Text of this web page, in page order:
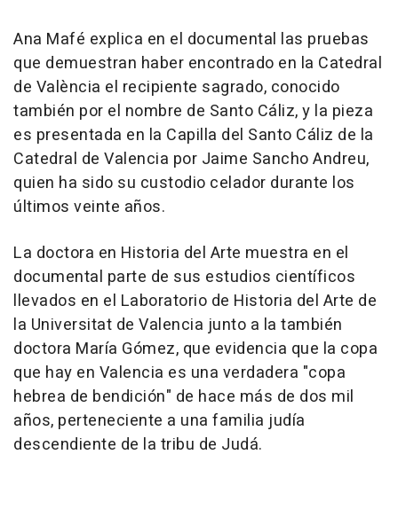
Ana Mafé explica en el documental las pruebas
que demuestran haber encontrado en la Catedral
de València el recipiente sagrado, conocido
también por el nombre de Santo Cáliz, y la pieza
es presentada en la Capilla del Santo Cáliz de la
Catedral de Valencia por Jaime Sancho Andreu,
quien ha sido su custodio celador durante los
últimos veinte años.
La doctora en Historia del Arte muestra en el
documental parte de sus estudios científicos
llevados en el Laboratorio de Historia del Arte de
la Universitat de Valencia junto a la también
doctora María Gómez, que evidencia que la copa
que hay en Valencia es una verdadera "copa
hebrea de bendición" de hace más de dos mil
años, perteneciente a una familia judía
descendiente de la tribu de Judá.